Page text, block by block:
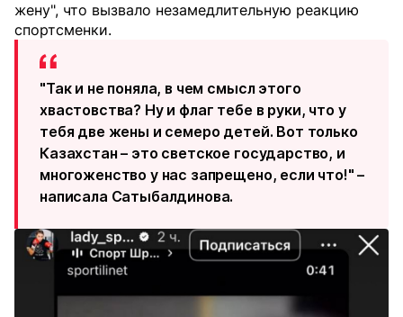
жену", что вызвало незамедлительную реакцию
спортсменки.
"Так и не поняла, в чем смысл этого
хвастовства? Ну и флаг тебе в руки, что у
тебя две жены и семеро детей. Вот только
Казахстан – это светское государство, и
многоженство у нас запрещено, если что!" –
написала Сатыбалдинова.